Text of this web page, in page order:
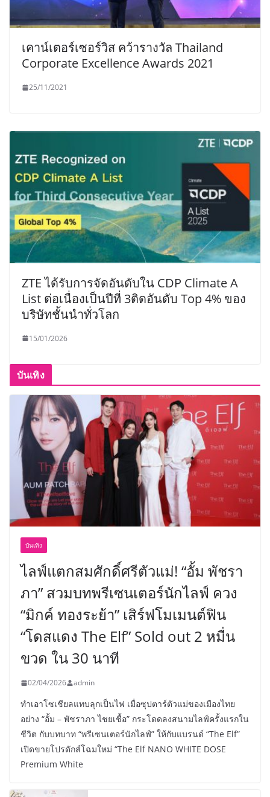
เคาน์เตอร์เซอร์วิส คว้ารางวัล Thailand
Corporate Excellence Awards 2021
25/11/2021
ZTE ได้รับการจัดอันดับใน CDP Climate A
List ต่อเนื่องเป็นปีที่ 3ติดอันดับ Top 4% ของ
บริษัทชั้นนำทั่วโลก
15/01/2026
บันเทิง
บันเทิง
ไลฟ์แตกสมศักดิ์ศรีตัวแม่! “อั้ม พัชรา
ภา” สวมบทพรีเซนเตอร์นักไลฟ์ ควง
“มิกค์ ทองระย้า” เสิร์ฟโมเมนต์ฟิน
“โดสแดง The Elf” Sold out 2 หมื่น
ขวด ใน 30 นาที
02/04/2026 admin
ทำเอาโซเชียลแทบลุกเป็นไฟ เมื่อซุปตาร์ตัวแม่ของเมืองไทย
อย่าง “อั้ม – พัชราภา ไชยเชื้อ” กระโดดลงสนามไลฟ์ครั้งแรกใน
ชีวิต กับบทบาท “พรีเซนเตอร์นักไลฟ์” ให้กับแบรนด์ “The Elf”
เปิดขายโปรดักส์โฉมใหม่ “The Elf NANO WHITE DOSE
Premium White